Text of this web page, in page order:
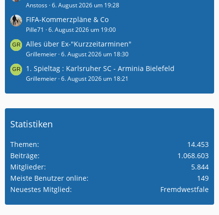
Anstoss 6. August 2026 um 19:28
FIFA-Kommerzpläne & Co
Pille71 6. August 2026 um 19:00
Alles über Ex-"Kurzzeitarminen"
Grillemeier 6. August 2026 um 18:30
1. Spieltag : Karlsruher SC - Arminia Bielefeld
Grillemeier 6. August 2026 um 18:21
Statistiken
Themen
14.453
Beiträge
1.068.603
Mitglieder
5.844
Meiste Benutzer online
149
Neuestes Mitglied
Fremdwestfale